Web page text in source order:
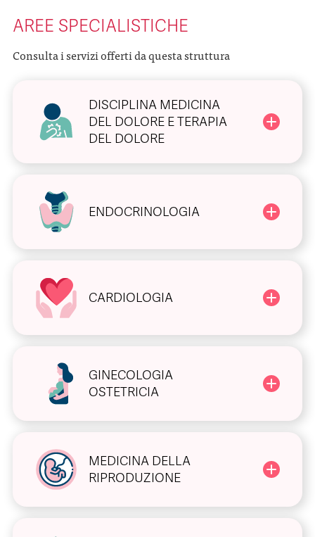
AREE SPECIALISTICHE
Consulta i servizi offerti da questa struttura
DISCIPLINA MEDICINA
DEL DOLORE E TERAPIA
DEL DOLORE
ENDOCRINOLOGIA
CARDIOLOGIA
GINECOLOGIA
OSTETRICIA
MEDICINA DELLA
RIPRODUZIONE